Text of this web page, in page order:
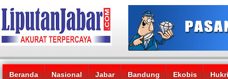
Beranda Nasional Jabar Bandung Ekobis